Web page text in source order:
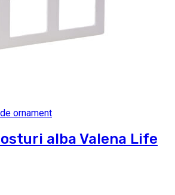
ornament
alba Valena Life